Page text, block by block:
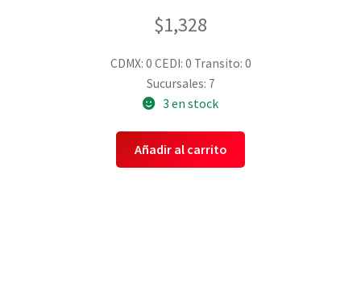
$1,328
CDMX: 0 CEDI: 0 Transito: 0
Sucursales: 7
3 en stock
Añadir al carrito